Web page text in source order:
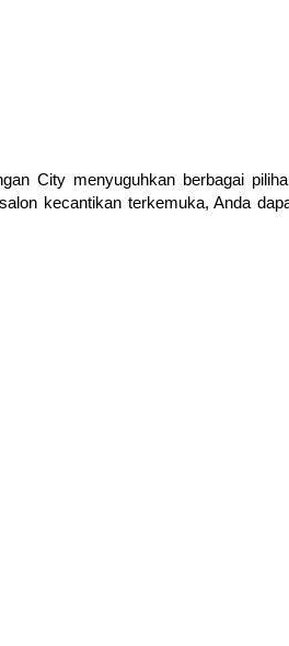
City menyuguhkan berbagai
kecantikan terkemuka, Anda